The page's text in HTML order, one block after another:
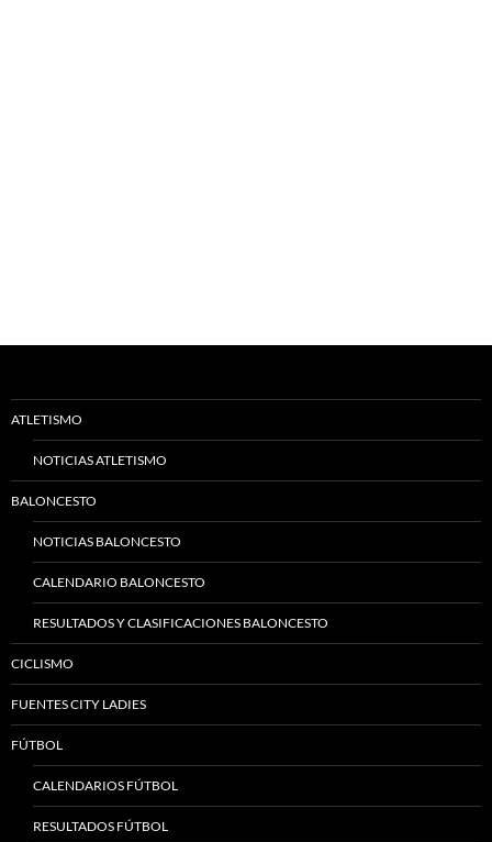
ATLETISMO
NOTICIAS ATLETISMO
BALONCESTO
NOTICIAS BALONCESTO
CALENDARIO BALONCESTO
RESULTADOS Y CLASIFICACIONES BALONCESTO
CICLISMO
FUENTES CITY LADIES
FÚTBOL
CALENDARIOS FÚTBOL
RESULTADOS FÚTBOL